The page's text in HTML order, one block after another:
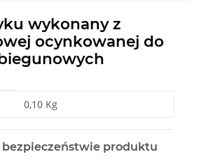
wykonany z
ocynkowanej do
0,10 Kg
bezpieczeństwie produktu